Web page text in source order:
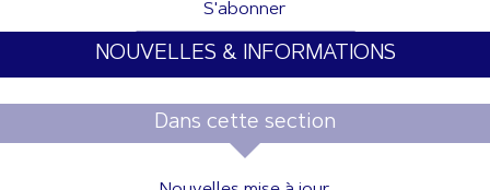
S'abonner
NOUVELLES & INFORMATIONS
Dans cette section